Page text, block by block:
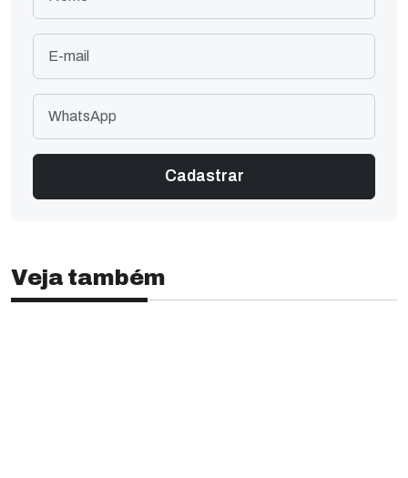
Veja também